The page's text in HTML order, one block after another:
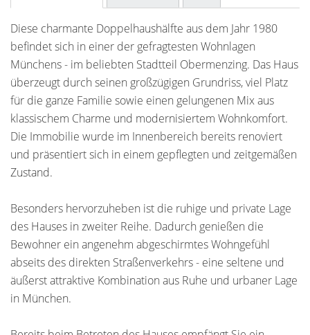
Diese charmante Doppelhaushälfte aus dem Jahr 1980
befindet sich in einer der gefragtesten Wohnlagen
Münchens - im beliebten Stadtteil Obermenzing. Das Haus
überzeugt durch seinen großzügigen Grundriss, viel Platz
für die ganze Familie sowie einen gelungenen Mix aus
klassischem Charme und modernisiertem Wohnkomfort.
Die Immobilie wurde im Innenbereich bereits renoviert
und präsentiert sich in einem gepflegten und zeitgemäßen
Zustand.
Besonders hervorzuheben ist die ruhige und private Lage
des Hauses in zweiter Reihe. Dadurch genießen die
Bewohner ein angenehm abgeschirmtes Wohngefühl
abseits des direkten Straßenverkehrs - eine seltene und
äußerst attraktive Kombination aus Ruhe und urbaner Lage
in München.